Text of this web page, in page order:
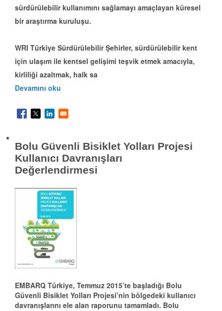
sürdürülebilir kullanımını sağlamayı amaçlayan küresel
bir araştırma kuruluşu.
WRI Türkiye Sürdürülebilir Şehirler, sürdürülebilir kent
için ulaşım ile kentsel gelişimi teşvik etmek amacıyla,
kirliliği azaltmak, halk sa
Devamını oku
Bolu Güvenli Bisiklet Yolları Projesi
Kullanıcı Davranışları
Değerlendirmesi
EMBARQ Türkiye, Temmuz 2015’te başladığı Bolu
Güvenli Bisiklet Yolları Projesi’nin bölgedeki kullanıcı
davranışlarını ele alan raporunu tamamladı. Bolu